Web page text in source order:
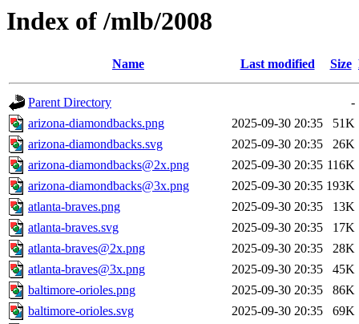
Index of /mlb/2008
Name Last modified Size
Parent Directory
-
arizona-diamondbacks.png
2025-09-30 20:35
51K
arizona-diamondbacks.svg
2025-09-30 20:35
26K
arizona-diamondbacks@2x.png
2025-09-30 20:35 116K
arizona-diamondbacks@3x.png
2025-09-30 20:35 193K
atlanta-braves.png
2025-09-30 20:35
13K
atlanta-braves.svg
2025-09-30 20:35
17K
atlanta-braves@2x.png
2025-09-30 20:35
28K
atlanta-braves@3x.png
2025-09-30 20:35
45K
baltimore-orioles.png
2025-09-30 20:35
86K
baltimore-orioles.svg
2025-09-30 20:35
69K